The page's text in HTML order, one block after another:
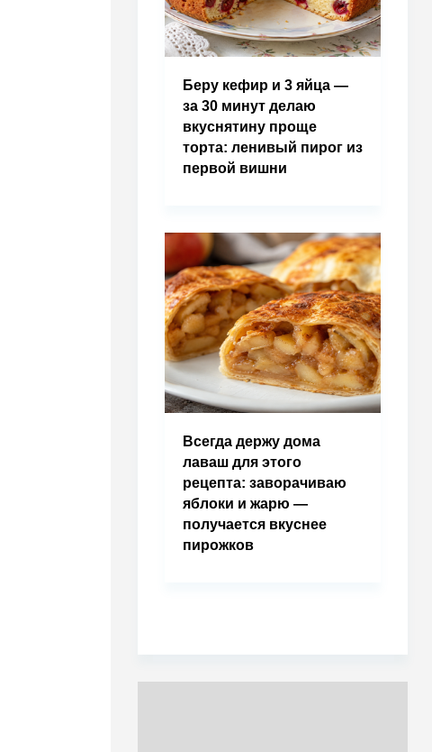
Беру кефир и 3 яйца —
за 30 минут делаю
вкуснятину проще
торта: ленивый пирог из
первой вишни
Всегда держу дома
лаваш для этого
рецепта: заворачиваю
яблоки и жарю —
получается вкуснее
пирожков